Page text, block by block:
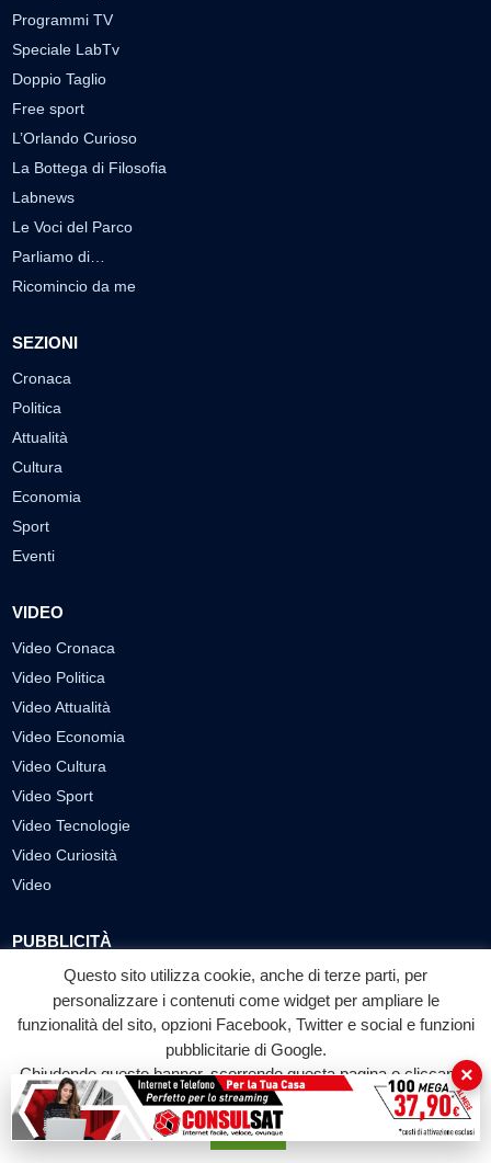
Programmi TV
Speciale LabTv
Doppio Taglio
Free sport
L’Orlando Curioso
La Bottega di Filosofia
Labnews
Le Voci del Parco
Parliamo di…
Ricomincio da me
SEZIONI
Cronaca
Politica
Attualità
Cultura
Economia
Sport
Eventi
VIDEO
Video Cronaca
Video Politica
Video Attualità
Video Economia
Video Cultura
Video Sport
Video Tecnologie
Video Curiosità
Video
PUBBLICITÀ
Richiesta pubblicazione articoli/banner
SEGUICI SUI SOCIAL
f
Facebook
◎
Instagram
▶
Questo sito utilizza cookie, anche di terze parti, per
personalizzare i contenuti come widget per ampliare le
funzionalità del sito, opzioni Facebook, Twitter e social e funzioni
pubblicitarie di Google.
Chiudendo questo banner, scorrendo questa pagina o cliccando
su qualunque suo elemento acconsenti all'uso dei cookie.
Accetta
×